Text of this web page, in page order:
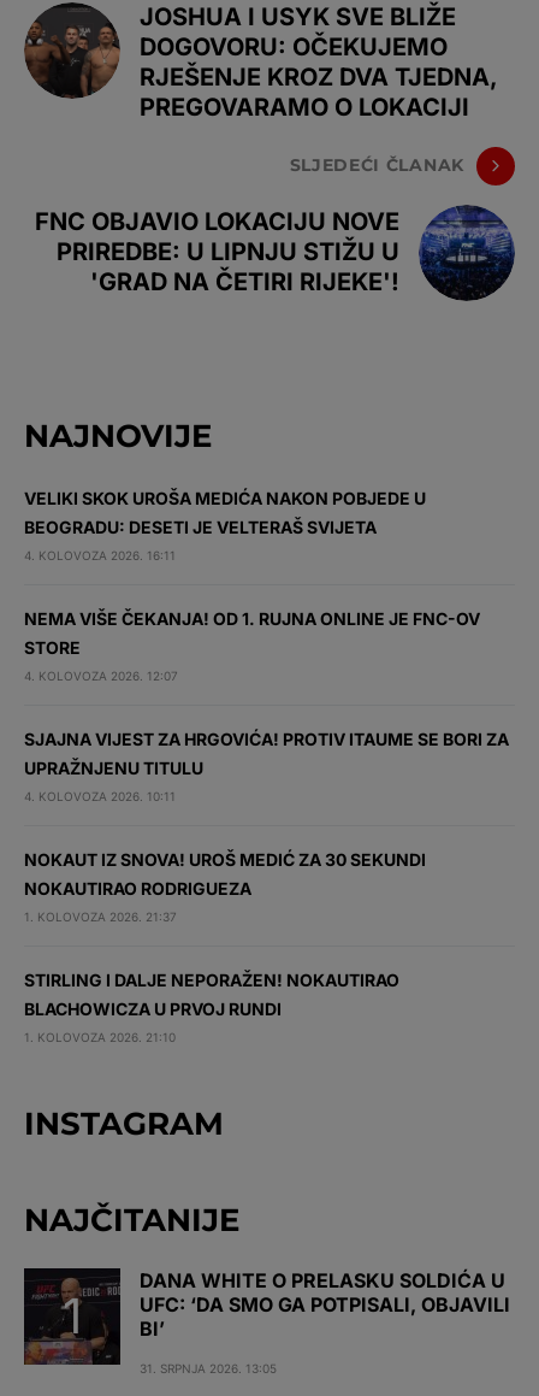
JOSHUA I USYK SVE BLIŽE
DOGOVORU: OČEKUJEMO
RJEŠENJE KROZ DVA TJEDNA,
PREGOVARAMO O LOKACIJI
SLJEDEĆI ČLANAK
FNC OBJAVIO LOKACIJU NOVE
PRIREDBE: U LIPNJU STIŽU U
'GRAD NA ČETIRI RIJEKE'!
NAJNOVIJE
VELIKI SKOK UROŠA MEDIĆA NAKON POBJEDE U
BEOGRADU: DESETI JE VELTERAŠ SVIJETA
4. KOLOVOZA 2026. 16:11
NEMA VIŠE ČEKANJA! OD 1. RUJNA ONLINE JE FNC-OV
STORE
4. KOLOVOZA 2026. 12:07
SJAJNA VIJEST ZA HRGOVIĆA! PROTIV ITAUME SE BORI ZA
UPRAŽNJENU TITULU
4. KOLOVOZA 2026. 10:11
NOKAUT IZ SNOVA! UROŠ MEDIĆ ZA 30 SEKUNDI
NOKAUTIRAO RODRIGUEZA
1. KOLOVOZA 2026. 21:37
STIRLING I DALJE NEPORAŽEN! NOKAUTIRAO
BLACHOWICZA U PRVOJ RUNDI
1. KOLOVOZA 2026. 21:10
INSTAGRAM
NAJČITANIJE
DANA WHITE O PRELASKU SOLDIĆA U
UFC: ‘DA SMO GA POTPISALI, OBJAVILI
BI’
31. SRPNJA 2026. 13:05